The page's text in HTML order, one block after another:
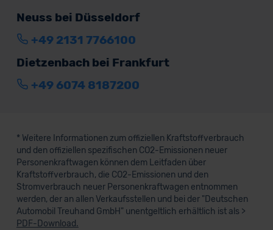
Neuss bei Düsseldorf
+49 2131 7766100
Dietzenbach bei Frankfurt
+49 6074 8187200
* Weitere Informationen zum offiziellen Kraftstoffverbrauch
und den offiziellen spezifischen CO2-Emissionen neuer
Personenkraftwagen können dem Leitfaden über
Kraftstoffverbrauch, die CO2-Emissionen und den
Stromverbrauch neuer Personenkraftwagen entnommen
werden, der an allen Verkaufsstellen und bei der "Deutschen
Automobil Treuhand GmbH" unentgeltlich erhältlich ist als >
PDF-Download.